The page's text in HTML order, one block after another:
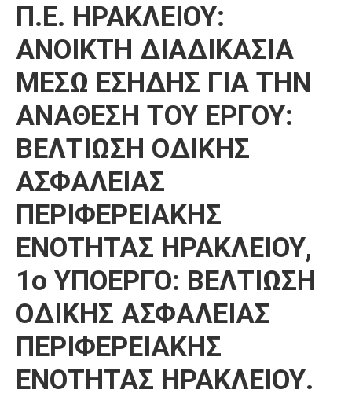
Επικοινωνία
Π.Ε. ΗΡΑΚΛΕΙΟΥ:
ΑΝΟΙΚΤΗ ΔΙΑΔΙΚΑΣΙΑ
ΜΕΣΩ ΕΣΗΔΗΣ ΓΙΑ ΤΗΝ
ΑΝΑΘΕΣΗ ΤΟΥ ΕΡΓΟΥ:
ΒΕΛΤΙΩΣΗ ΟΔΙΚΗΣ
ΑΣΦΑΛΕΙΑΣ
ΠΕΡΙΦΕΡΕΙΑΚΗΣ
ΕΝΟΤΗΤΑΣ ΗΡΑΚΛΕΙΟΥ,
1ο ΥΠΟΕΡΓΟ: ΒΕΛΤΙΩΣΗ
ΟΔΙΚΗΣ ΑΣΦΑΛΕΙΑΣ
ΠΕΡΙΦΕΡΕΙΑΚΗΣ
ΕΝΟΤΗΤΑΣ ΗΡΑΚΛΕΙΟΥ.